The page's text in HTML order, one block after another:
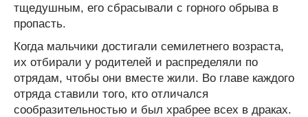
тщедушным, его сбрасывали с горного обрыва в
пропасть.
Когда мальчики достигали семилетнего возраста,
их отбирали у родителей и распределяли по
отрядам, чтобы они вместе жили. Во главе каждого
отряда ставили того, кто отличался
сообразительностью и был храбрее всех в драках.